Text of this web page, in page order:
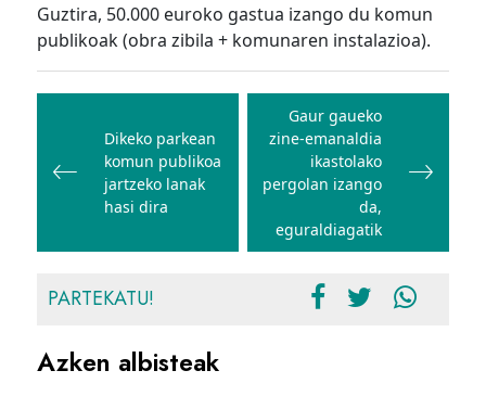
Guztira, 50.000 euroko gastua izango du komun
publikoak (obra zibila + komunaren instalazioa).
Bidalketetan
nabigatuDikeko parkean
komun publikoa
jartzeko lanak
hasi dira
Gaur gaueko
zine-emanaldia
ikastolako
pergolan izango
da,
eguraldiagatik
PARTEKATU!
Azken albisteak